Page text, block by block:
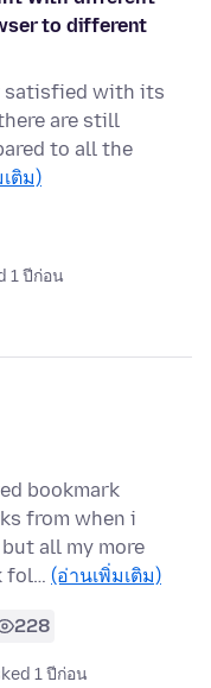
to different
satisfied with its
are still
to all the
ติม)
1 ปีก่อน
bookmark
from when i
all my more
fol… (อ่านเพิ่มเติม)
228
1 ปีก่อน